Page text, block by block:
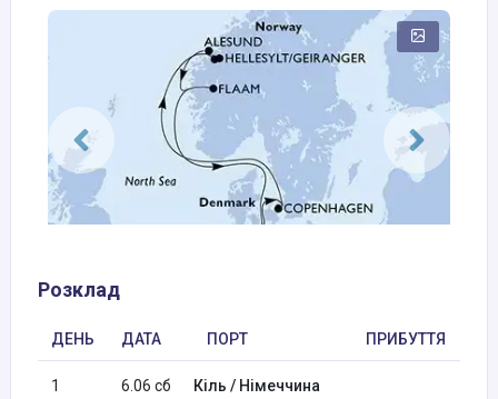
Розклад
ДЕНЬ ДАТА ПОРТ ПРИБУТТЯ
1 6.06 сб Кіль / Німеччина